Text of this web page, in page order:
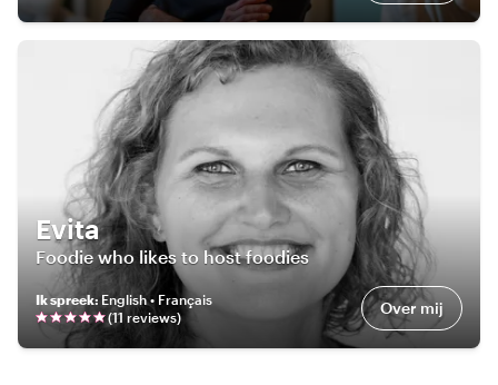
Evita
Foodie who likes to host foodies
Ik spreek: English • Français
(11 reviews) Over mij